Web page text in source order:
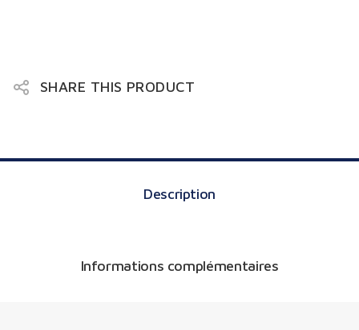
SHARE THIS PRODUCT
Description
Informations complémentaires